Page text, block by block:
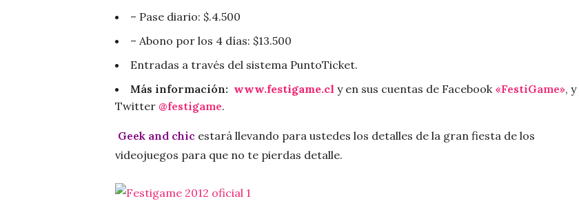
– Pase diario: $.4.500
– Abono por los 4 días: $13.500
Entradas a través del sistema PuntoTicket.
Más información: www.festigame.cl y en sus cuentas de Facebook «FestiGame», y
Twitter @festigame.
Geek and chic estará llevando para ustedes los detalles de la gran fiesta de los
videojuegos para que no te pierdas detalle.